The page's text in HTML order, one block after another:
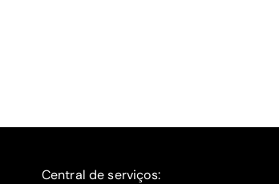
Central de serviços: